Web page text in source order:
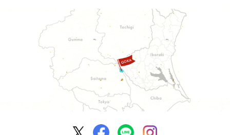
五霞町公式Facebook
五霞町公式LINE